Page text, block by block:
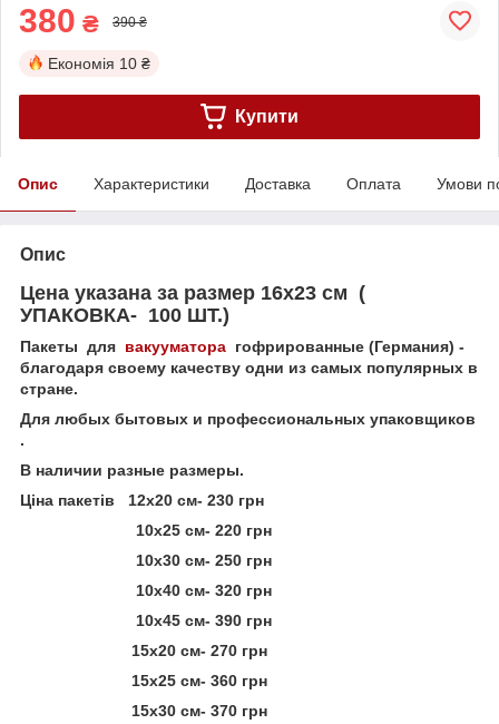
380 ₴ 390 ₴
Економія 10 ₴
Купити
Опис Характеристики Доставка Оплата Умови
Опис
Цена указана за размер 16х23 см (
УПАКОВКА- 100 ШТ.)
Пакеты для вакууматора гофрированные (Германия) -
благодаря своему качеству одни из самых популярных в
стране.
Для любых бытовых и профессиональных упаковщиков
.
В наличии разные размеры.
Ціна пакетів 12х20 см- 230 грн
10х25 см- 220 грн
10х30 см- 250 грн
10х40 см- 320 грн
10х45 см- 390 грн
15х20 см- 270 грн
15х25 см- 360 грн
15х30 см- 370 грн